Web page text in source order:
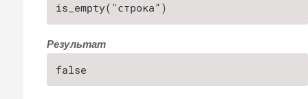
is_empty("строка")
Результат
false